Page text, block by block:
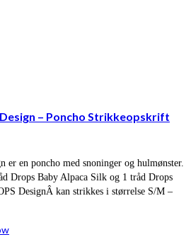
– Poncho Strikkeopskrift
er en poncho med snoninger og hulmønster.
Drops Baby Alpaca Silk og 1 tråd Drops
DesignÂ kan strikkes i størrelse S/M –